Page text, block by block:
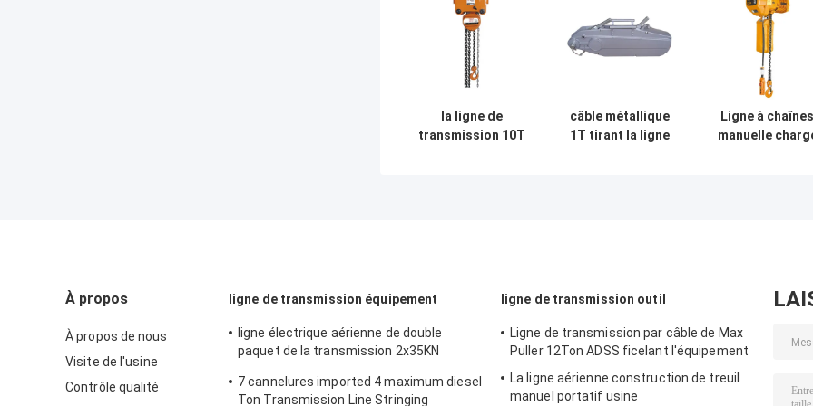
la ligne de
transmission 10T
câble métallique
1T tirant la ligne
Ligne à chaînes
manuelle
À propos
À propos de nous
Visite de l'usine
Contrôle qualité
ligne de transmission équipement
ligne électrique aérienne de double
paquet de la transmission 2x35KN
7 cannelures imported 4 maximum diesel
Ton Transmission Line Stringing
ligne de transmission outil
Ligne de transmission par câble de Max
Puller 12Ton ADSS ficelant l'équipement
La ligne aérienne construction de treuil
manuel portatif usine